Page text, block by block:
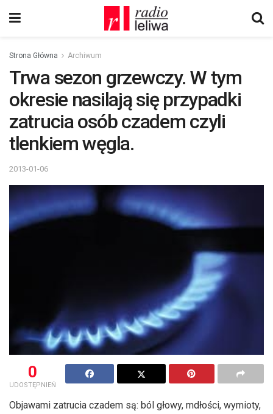
Strona Główna Archiwum
Trwa sezon grzewczy. W tym
okresie nasilają się przypadki
zatrucia osób czadem czyli
tlenkiem węgla.
2013-01-06
0
UDOSTĘPNIEŃ
Objawami zatrucia czadem są: ból głowy, mdłości, wymioty,